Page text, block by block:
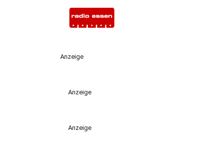
Anzeige
Anzeige
Anzeige